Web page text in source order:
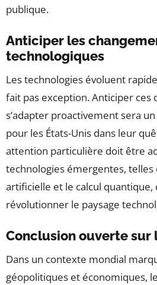
publique.
Anticiper les
technologiques
Les technologies évoluent
fait pas exception. Anticiper ces
s’adapter proactivement sera
pour les États-Unis dans leur
attention particulière doit être
technologies émergentes, telles
artificielle et le calcul
révolutionner le paysage
Conclusion ouverte sur
Dans un contexte mondial
géopolitiques et économiques,